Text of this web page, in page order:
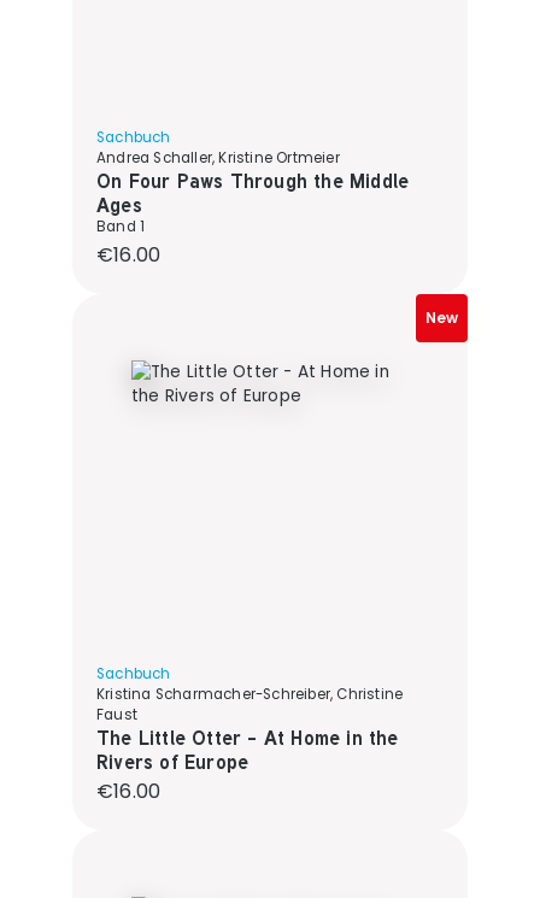
Sachbuch
Andrea Schaller, Kristine Ortmeier
On Four Paws Through the Middle
Ages
Band 1
Regular price:
€16.00
New
Sachbuch
Kristina Scharmacher-Schreiber, Christine
Faust
The Little Otter - At Home in the
Rivers of Europe
Regular price:
€16.00